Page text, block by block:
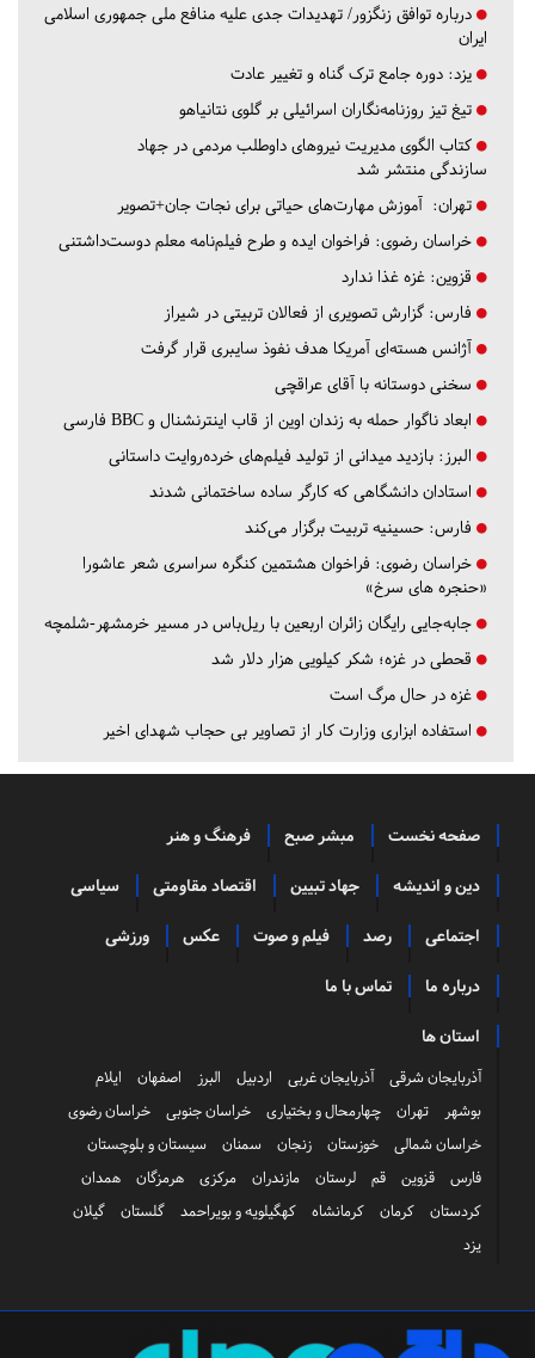
درباره توافق زنگزور/ تهدیدات جدی علیه منافع ملی جمهوری اسلامی
ایران
یزد: دوره جامع ترک گناه و تغییر عادت
تیغ تیز روزنامه‌نگاران اسرائیلی بر گلوی نتانیاهو
کتاب الگوی مدیریت نیروهای داوطلب مردمی در جهاد
سازندگی منتشر شد
تهران: آموزش مهارت‌های حیاتی برای نجات جان+تصویر
خراسان رضوی: فراخوان ایده و طرح فیلم‌نامه معلم دوست‌داشتنی
قزوین: غزه غذا ندارد
فارس: گزارش تصویری از فعالان تربیتی در شیراز
آژانس هسته‌ای آمریکا هدف نفوذ سایبری قرار گرفت
سخنی دوستانه با آقای عراقچی
ابعاد ناگوار حمله به زندان اوین از قاب اینترنشنال و BBC فارسی
البرز: بازدید میدانی از تولید فیلم‌های خرده‌روایت داستانی
استادان دانشگاهی که کارگر ساده ساختمانی شدند
فارس: حسینیه تربیت برگزار می‌کند
خراسان رضوی: فراخوان هشتمین کنگره سراسری شعر عاشورا
«حنجره های سرخ»
جابه‌جایی رایگان زائران اربعین با ریل‌باس در مسیر خرمشهر-شلمچه
قحطی در غزه؛ شکر کیلویی هزار دلار شد
غزه در حال مرگ است
استفاده ابزاری وزارت کار از تصاویر بی حجاب شهدای اخیر
صفحه نخست مبشر صبح فرهنگ و هنر
دین و اندیشه جهاد تبیین اقتصاد مقاومتی سیاسی
اجتماعی رصد فیلم و صوت عکس ورزشی
درباره ما تماس با ما
استان ها
آذربایجان شرقی آذربایجان غربی اردبیل البرز اصفهان
ایلام
بوشهر
تهران چهارمحال و بختیاری خراسان جنوبی
خراسان رضوی
خراسان شمالی
خوزستان زنجان سمنان
سیستان و بلوچستان
فارس
قزوین قم لرستان مازندران مرکزی هرمزگان
همدان
کردستان
کرمان کرمانشاه کهگیلویه و بویراحمد گلستان
گیلان
یزد